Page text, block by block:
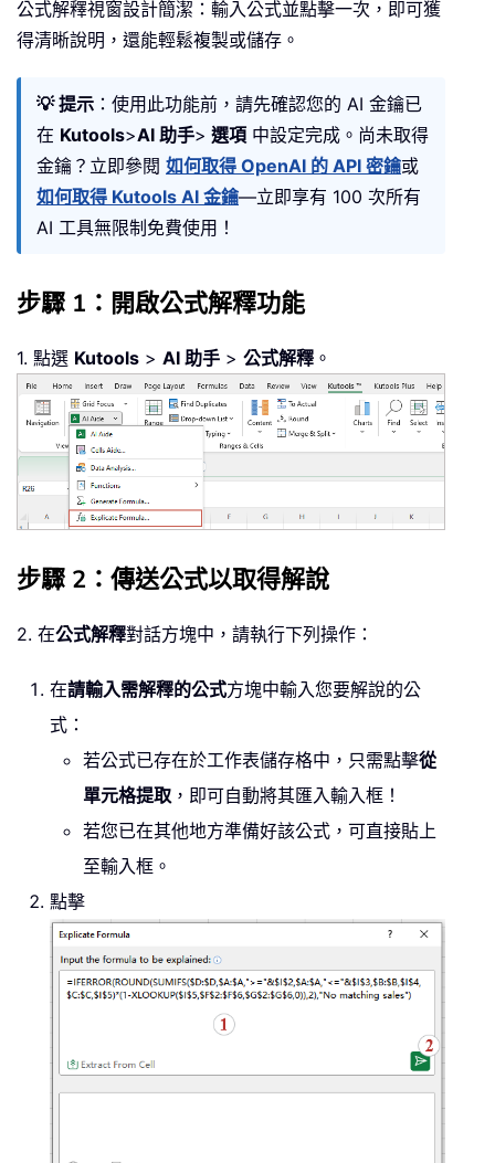
公式解釋視窗設計簡潔：輸入公式並點擊一次，即可獲
得清晰說明，還能輕鬆複製或儲存。
💡 提示 ：使用此功能前，請先確認您的 AI 金鑰已
在 Kutools>AI 助手> 選項 中設定完成。尚未取得
金鑰？立即參閱 如何取得 OpenAI 的 API 密鑰或
如何取得 Kutools AI 金鑰—立即享有 100 次所有
AI 工具無限制免費使用！
步驟 1：開啟公式解釋功能
1. 點選 Kutools > AI 助手 > 公式解釋 。
步驟 2：傳送公式以取得解說
2. 在公式解釋對話方塊中，請執行下列操作：
在請輸入需解釋的公式方塊中輸入您要解說的公
式：
若公式已存在於工作表儲存格中，只需點擊從
單元格提取 ，即可自動將其匯入輸入框！
若您已在其他地方準備好該公式，可直接貼上
至輸入框。
點擊